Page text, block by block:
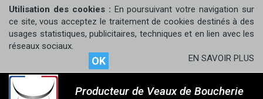
Utilisation des cookies : En poursuivant votre navigation sur
ce site, vous acceptez le traitement de cookies destinés à des
usages statistiques, publicitaires, techniques et en lien avec les
réseaux sociaux.
OK EN SAVOIR PLUS
Producteur de Veaux de Boucherie